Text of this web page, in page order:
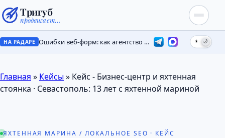
Тригуб
продвигает…
НА РАДАРЕ Ошибки веб-форм: как агентство потеряло лиды на месяцы ☀ 🌙
Главная » Кейсы» Кейс - Бизнес-центр и яхтенная
стоянка · Севастополь: 13 лет с яхтенной мариной
ЯХТЕННАЯ МАРИНА / ЛОКАЛЬНОЕ SEO · КЕЙС